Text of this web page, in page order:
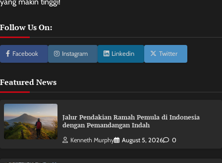
Follow Us On:
Facebook Instagram Linkedin Twitter
Featured News
Jalur Pendakian Ramah Pemula di Indonesia
dengan Pemandangan Indah
Kenneth Murphy August 5, 2026 0